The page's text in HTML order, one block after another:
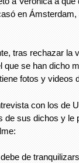
en
tras rechazar la
que se han dicho
fotos y videos
con los de
de sus dichos y le
de